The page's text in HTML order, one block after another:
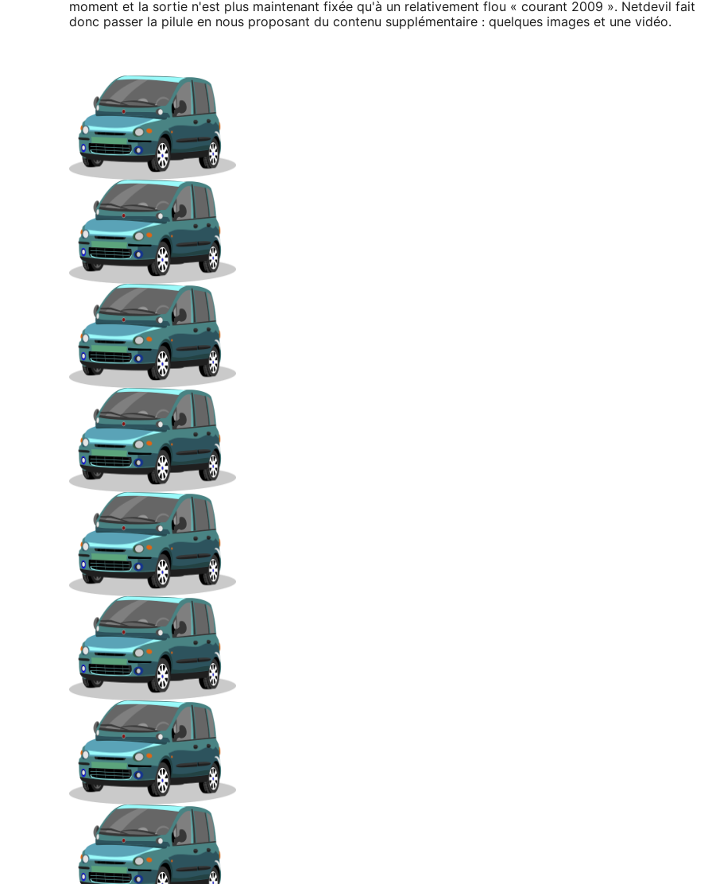
moment et la sortie n'est plus maintenant fixée qu'à un relativement flou « courant 2009 ». Netdevil fait
donc passer la pilule en nous proposant du contenu supplémentaire : quelques images et une vidéo.